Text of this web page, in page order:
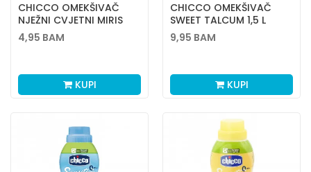
CHICCO OMEKŠIVAČ
NJEŽNI CVJETNI MIRIS
750ML
4,95 BAM
KUPI
CHICCO OMEKŠIVAČ
SWEET TALCUM 1,5 L
9,95 BAM
KUPI